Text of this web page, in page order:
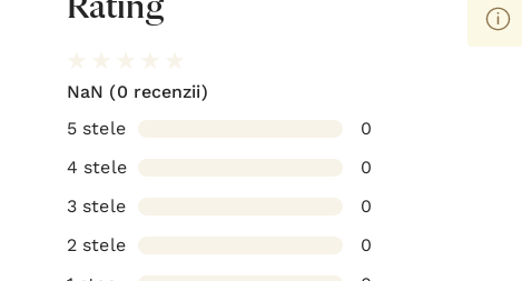
Rating
NaN (0 recenzii)
5 stele
0
4 stele
0
3 stele
0
2 stele
0